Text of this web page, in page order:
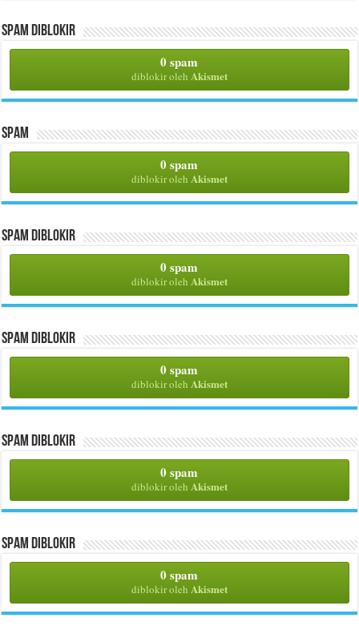
Spam Diblokir
0 spam
diblokir oleh Akismet
Spam
0 spam
diblokir oleh Akismet
Spam Diblokir
0 spam
diblokir oleh Akismet
Spam Diblokir
0 spam
diblokir oleh Akismet
Spam Diblokir
0 spam
diblokir oleh Akismet
Spam Diblokir
0 spam
diblokir oleh Akismet